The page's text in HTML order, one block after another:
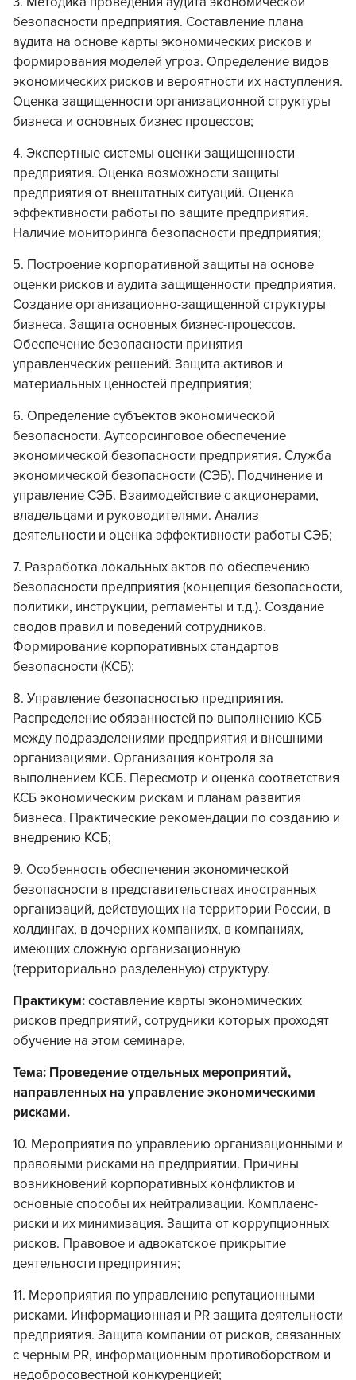
безопасности предприятия. Составление плана
аудита на основе карты экономических рисков и
формирования моделей угроз. Определение видов
экономических рисков и вероятности их наступления.
Оценка защищенности организационной структуры
бизнеса и основных бизнес процессов;
4. Экспертные системы оценки защищенности
предприятия. Оценка возможности защиты
предприятия от внештатных ситуаций. Оценка
эффективности работы по защите предприятия.
Наличие мониторинга безопасности предприятия;
5. Построение корпоративной защиты на основе
оценки рисков и аудита защищенности предприятия.
Создание организационно-защищенной структуры
бизнеса. Защита основных бизнес-процессов.
Обеспечение безопасности принятия
управленческих решений. Защита активов и
материальных ценностей предприятия;
6. Определение субъектов экономической
безопасности. Аутсорсинговое обеспечение
экономической безопасности предприятия. Служба
экономической безопасности (СЭБ). Подчинение и
управление СЭБ. Взаимодействие с акционерами,
владельцами и руководителями. Анализ
деятельности и оценка эффективности работы СЭБ;
7. Разработка локальных актов по обеспечению
безопасности предприятия (концепция безопасности,
политики, инструкции, регламенты и т.д.). Создание
сводов правил и поведений сотрудников.
Формирование корпоративных стандартов
безопасности (КСБ);
8. Управление безопасностью предприятия.
Распределение обязанностей по выполнению КСБ
между подразделениями предприятия и внешними
организациями. Организация контроля за
выполнением КСБ. Пересмотр и оценка соответствия
КСБ экономическим рискам и планам развития
бизнеса. Практические рекомендации по созданию и
внедрению КСБ;
9. Особенность обеспечения экономической
безопасности в представительствах иностранных
организаций, действующих на территории России, в
холдингах, в дочерних компаниях, в компаниях,
имеющих сложную организационную
(территориально разделенную) структуру.
Практикум: составление карты экономических
рисков предприятий, сотрудники которых проходят
обучение на этом семинаре.
Тема: Проведение отдельных мероприятий,
направленных на управление экономическими
рисками.
10. Мероприятия по управлению организационными и
правовыми рисками на предприятии. Причины
возникновений корпоративных конфликтов и
основные способы их нейтрализации. Комплаенс-
риски и их минимизация. Защита от коррупционных
рисков. Правовое и адвокатское прикрытие
деятельности предприятия;
11. Мероприятия по управлению репутационными
рисками. Информационная и PR защита деятельности
предприятия. Защита компании от рисков, связанных
с черным PR, информационным противоборством и
недобросовестной конкуренцией;